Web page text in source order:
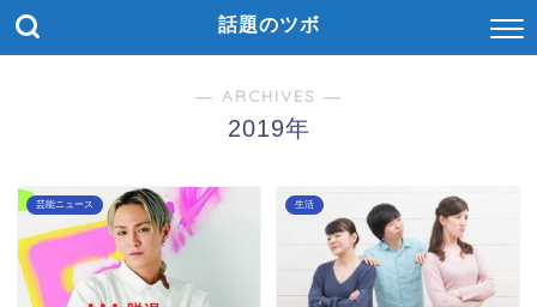
話題のツボ
― ARCHIVES ―
2019年
芸能ニュース 生活